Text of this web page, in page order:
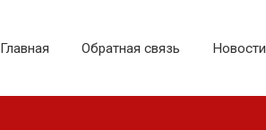
Главная Обратная связь Новости